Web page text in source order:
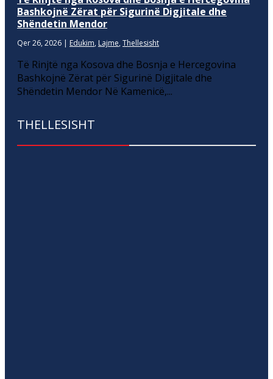
Bashkojnë Zërat për Sigurinë Digjitale dhe
Shëndetin Mendor
Qer 26, 2026 | Edukim, Lajme, Thellesisht
Të Rinjtë nga Kosova dhe Bosnja e Hercegovina
Bashkojnë Zërat për Sigurinë Digjitale dhe
Shëndetin Mendor Në Kamenicë,...
THELLESISHT